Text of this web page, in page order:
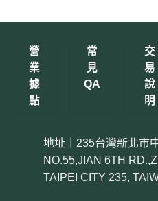
營
業
據
點
常
見
QA
交
易
說
明
地址｜235台灣新北市
NO.55,JIAN 6TH
TAIPEI CITY 235,